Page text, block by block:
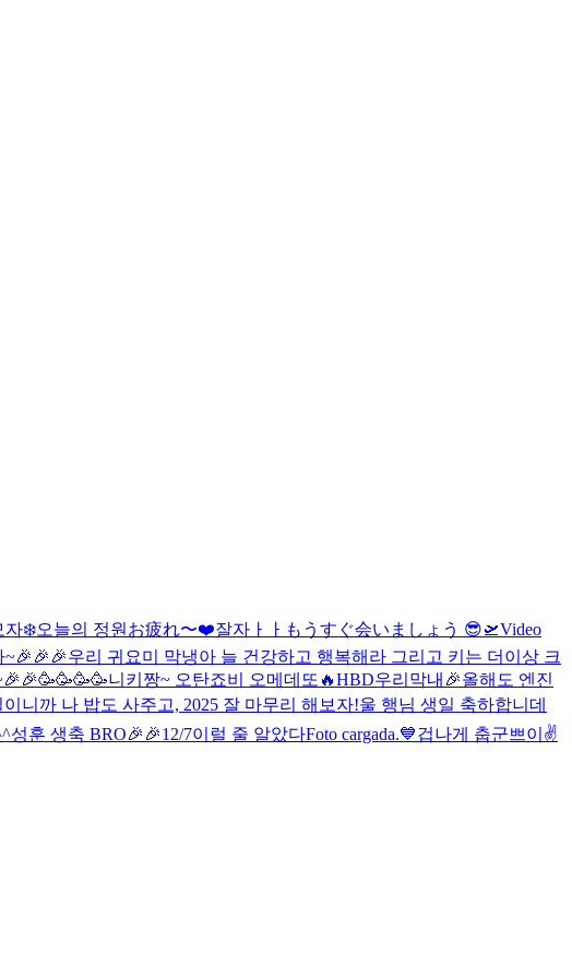
자❄️오늘의 정원 お疲れ〜❤️잘자ㅏㅏ もうすぐ会いましょう 😎🛫Video
우리 귀요미 막냉아 늘 건강하고 행복해라 그리고 키는 더이상 크
니키짱~ 오탄죠비 오메데또🔥HBD우리막내🎉올해도 엔진
니까 나 밥도 사주고, 2025 잘 마무리 해보자!울 행님 생일 축하합니데
성훈 생축 BRO🎉🎉12/7이럴 줄 알았다Foto cargada.💙겁나게 춥군쁘이✌️